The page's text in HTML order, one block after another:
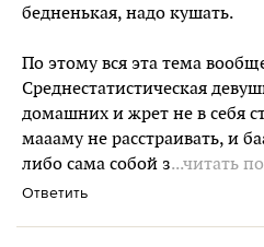
бедненькая, надо кушать.
По этому вся эта тема
Среднестатистическая
домашних и жрет не в себя
маааму не расстраивать, и
либо сама собой з...читать
Ответить